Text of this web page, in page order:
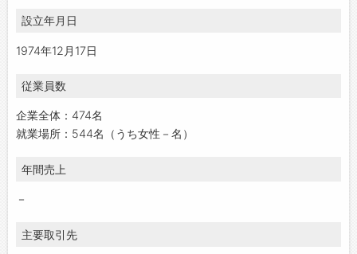
設立年月日
1974年12月17日
従業員数
企業全体：474名
就業場所：544名（うち女性－名）
年間売上
－
主要取引先